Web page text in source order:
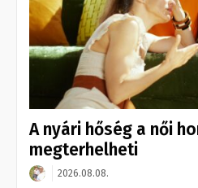
A nyári hőség a női
megterhelheti
2026.08.08.